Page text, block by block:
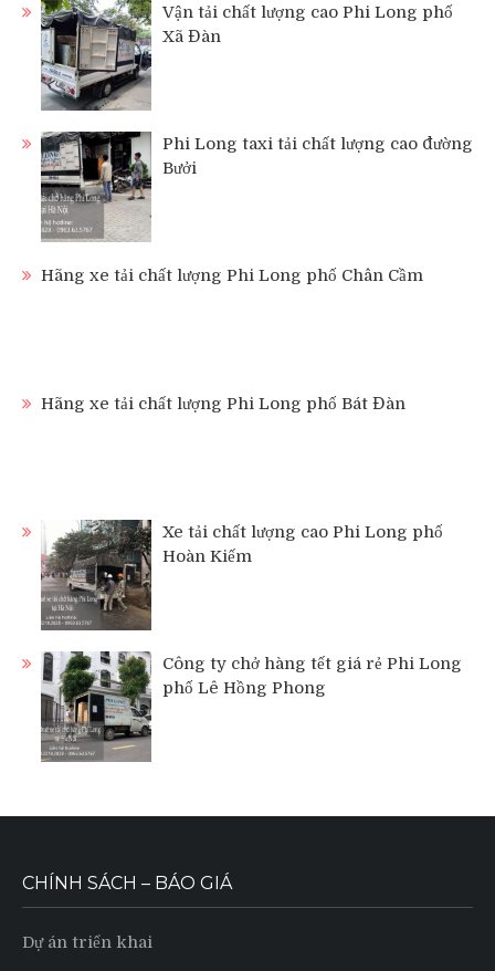
Vận tải chất lượng cao Phi Long phố
Xã Đàn
Phi Long taxi tải chất lượng cao đường
Bưởi
Hãng xe tải chất lượng Phi Long phố Chân Cầm
Hãng xe tải chất lượng Phi Long phố Bát Đàn
Xe tải chất lượng cao Phi Long phố
Hoàn Kiếm
Công ty chở hàng tết giá rẻ Phi Long
phố Lê Hồng Phong
CHÍNH SÁCH – BÁO GIÁ
Dự án triển khai